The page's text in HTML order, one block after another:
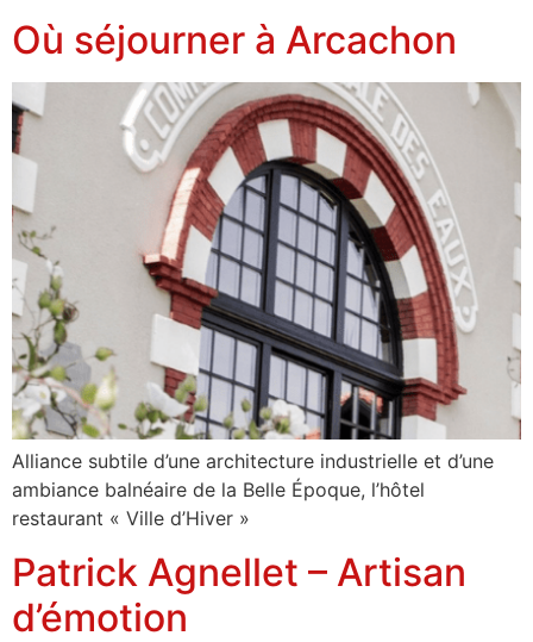
Où séjourner à Arcachon
Alliance subtile d’une architecture industrielle et d’une
ambiance balnéaire de la Belle Époque, l’hôtel
restaurant « Ville d’Hiver »
Patrick Agnellet – Artisan
d’émotion